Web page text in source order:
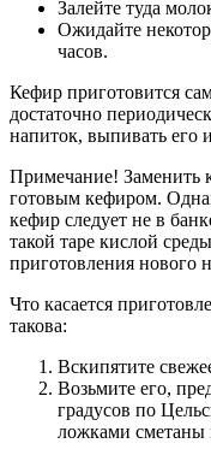
Залейте туда
Ожидайте
часов.
Кефир приготовится
достаточно
напиток, выпивать его
Примечание! Заменить
готовым кефиром.
кефир следует не в
такой таре кислой
приготовления нового
Что касается
такова:
Вскипятите
Возьмите его,
градусов по
ложками сметаны